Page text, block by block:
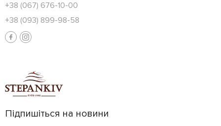
+38 (067) 676-10-00
+38 (093) 899-98-58
Підпишіться на новини